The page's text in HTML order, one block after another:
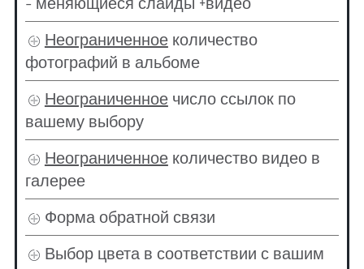
Неограниченноеколичество
фотографий в альбоме
Неограниченноечисло ссылок по
вашему выбору
Неограниченноеколичество видео в
галерее
Форма обратной связи
Выбор цвета в соответствии с вашим